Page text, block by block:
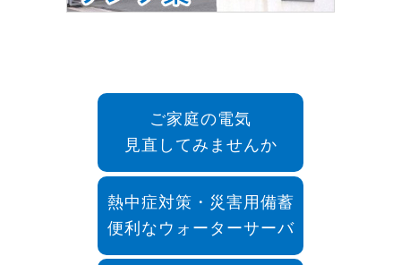
ご家庭の電気
見直してみませんか
熱中症対策・災害用備蓄
便利なウォーターサーバ